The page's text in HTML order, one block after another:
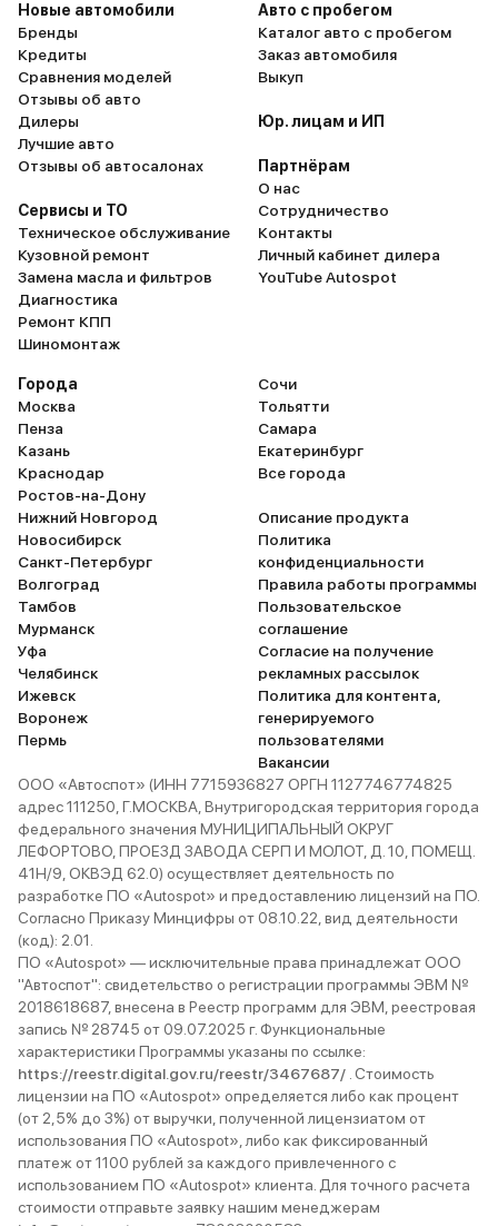
Новые автомобили
Бренды
Кредиты
Сравнения моделей
Отзывы об авто
Дилеры
Лучшие авто
Отзывы об автосалонах
Сервисы и ТО
Техническое обслуживание
Кузовной ремонт
Замена масла и фильтров
Диагностика
Ремонт КПП
Шиномонтаж
Авто с пробегом
Каталог авто с пробегом
Заказ автомобиля
Выкуп
Юр. лицам и ИП
Партнёрам
О нас
Сотрудничество
Контакты
Личный кабинет дилера
YouTube Autospot
Города
Москва
Пенза
Казань
Краснодар
Ростов-на-Дону
Нижний Новгород
Новосибирск
Санкт-Петербург
Волгоград
Тамбов
Мурманск
Уфа
Челябинск
Ижевск
Воронеж
Пермь
Сочи
Тольятти
Самара
Екатеринбург
Все города
Описание продукта
Политика
конфиденциальности
Правила работы программы
Пользовательское
соглашение
Согласие на получение
рекламных рассылок
Политика для контента,
генерируемого
пользователями
Вакансии
ООО «Автоспот» (ИНН 7715936827 ОРГН 1127746774825
адрес 111250, Г.МОСКВА, Внутригородская территория города
федерального значения МУНИЦИПАЛЬНЫЙ ОКРУГ
ЛЕФОРТОВО, ПРОЕЗД ЗАВОДА СЕРП И МОЛОТ, Д. 10, ПОМЕЩ.
41Н/9, ОКВЭД 62.0) осуществляет деятельность по
разработке ПО «Autospot» и предоставлению лицензий на ПО.
Согласно Приказу Минцифры от 08.10.22, вид деятельности
(код): 2.01.
ПО «Autospot» — исключительные права принадлежат ООО
"Автоспот": свидетельство о регистрации программы ЭВМ №
2018618687, внесена в Реестр программ для ЭВМ, реестровая
запись № 28745 от 09.07.2025 г. Функциональные
характеристики Программы указаны по ссылке:
https://reestr.digital.gov.ru/reestr/3467687/ . Стоимость
лицензии на ПО «Autospot» определяется либо как процент
(от 2,5% до 3%) от выручки, полученной лицензиатом от
использования ПО «Autospot», либо как фиксированный
платеж от 1100 рублей за каждого привлеченного с
использованием ПО «Autospot» клиента. Для точного расчета
стоимости отправьте заявку нашим менеджерам